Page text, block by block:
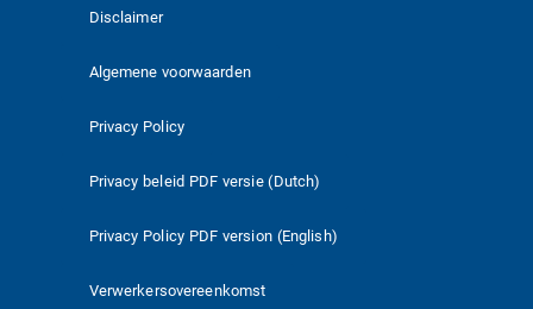
Disclaimer
Algemene voorwaarden
Privacy Policy
Privacy beleid PDF versie (Dutch)
Privacy Policy PDF version (English)
Verwerkersovereenkomst